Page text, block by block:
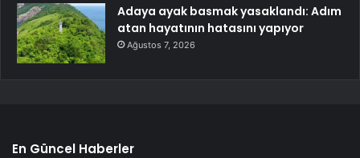
Adaya ayak basmak yasaklandı: Adım
atan hayatının hatasını yapıyor
Ağustos 7, 2026
En Güncel Haberler